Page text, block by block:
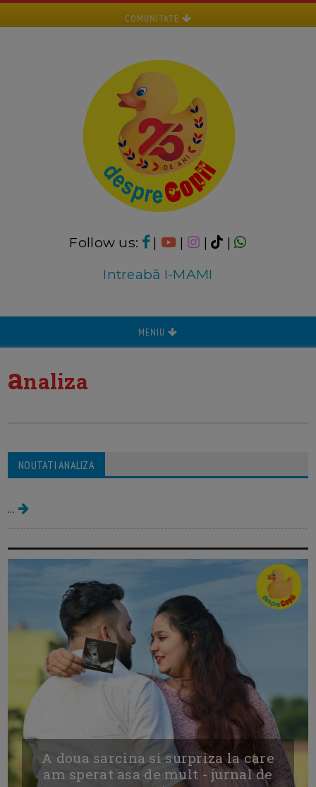
COMUNITATE
Follow us: | | |
|
Intreabă I-MAMI
MENIU
analiza
NOUTATI ANALIZA Analiza
...
A doua sarcina si surpriza la care
am sperat asa de mult - jurnal de